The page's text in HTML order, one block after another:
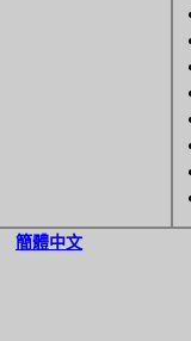
簡體中文